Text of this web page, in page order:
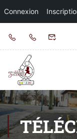
Connexion